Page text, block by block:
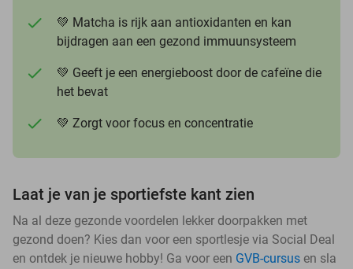
💚 Matcha is rijk aan antioxidanten en kan
bijdragen aan een gezond immuunsysteem
💚 Geeft je een energieboost door de cafeïne die
het bevat
💚 Zorgt voor focus en concentratie
Laat je van je sportiefste kant zien
Na al deze gezonde voordelen lekker doorpakken met
gezond doen? Kies dan voor een sportlesje via Social Deal
en ontdek je nieuwe hobby! Ga voor een GVB-cursus en sla